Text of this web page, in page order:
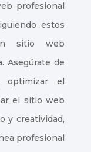
profesional
estos
sitio web
Asegúrate de
optimizar el
el sitio web
y creatividad,
profesional
Índice de
contenidos